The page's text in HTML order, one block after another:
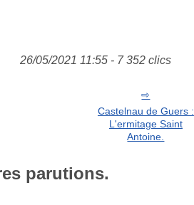
26/05/2021 11:55 - 7 352 clics
Castelnau de Guers :
L'ermitage Saint
Antoine.
parutions.